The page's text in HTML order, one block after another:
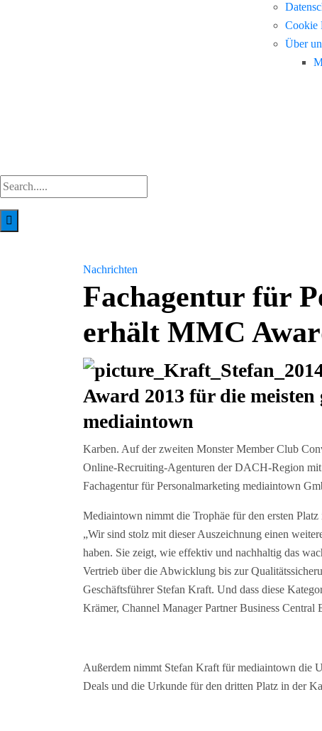
Cookie
Über
Nachrichten
Fachagentur für
erhält MMC
Award 2013 für die meisten
mediaintown
Karben. Auf der zweiten Monster Member Club
Online-Recruiting-Agenturen der DACH-Region
Fachagentur für Personalmarketing mediaintown
Mediaintown nimmt die Trophäe für den ersten
„Wir sind stolz mit dieser Auszeichnung einen
haben. Sie zeigt, wie effektiv und nachhaltig das
Vertrieb über die Abwicklung bis zur
Geschäftsführer Stefan Kraft. Und dass diese
Krämer, Channel Manager Partner Business
Außerdem nimmt Stefan Kraft für mediaintown die
Deals und die Urkunde für den dritten Platz in der